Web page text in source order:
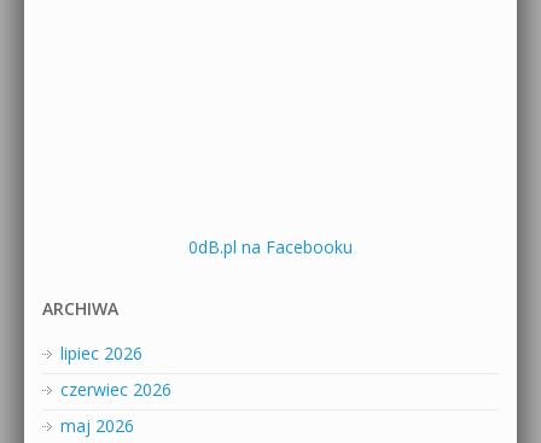
0dB.pl na Facebooku
ARCHIWA
lipiec 2026
czerwiec 2026
maj 2026